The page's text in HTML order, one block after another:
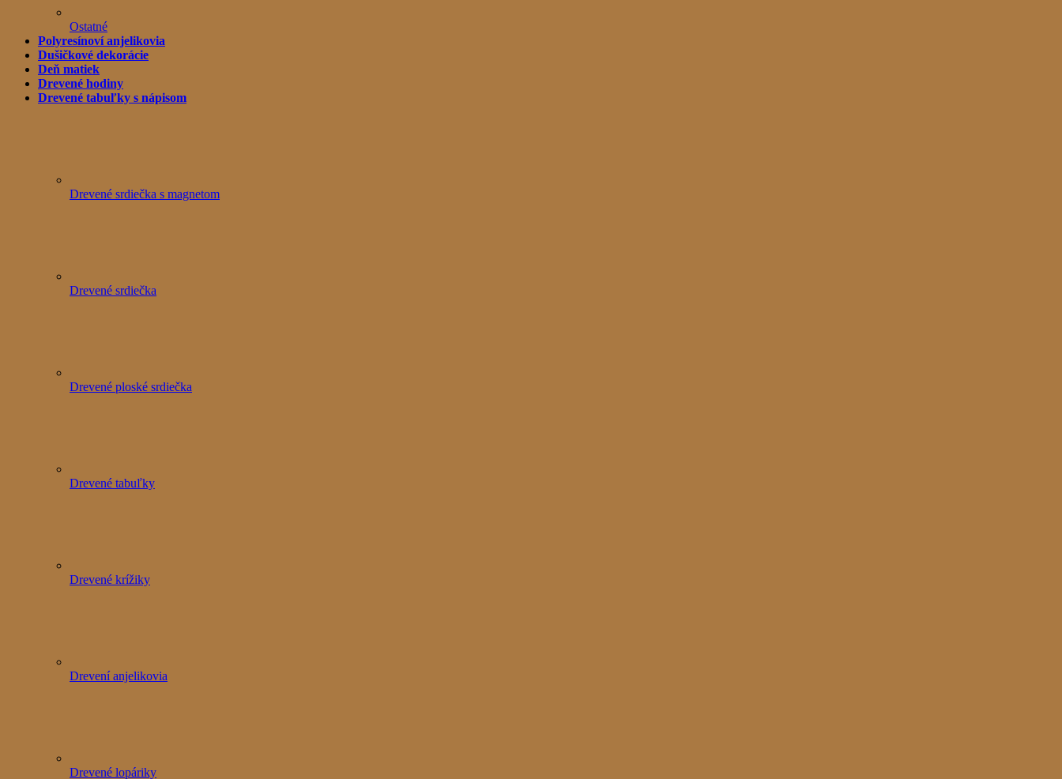
Ostatné
Polyresínoví anjelikovia
Dušičkové dekorácie
Deň matiek
Drevené hodiny
Drevené tabuľky s nápisom
Drevené srdiečka s magnetom
Drevené srdiečka
Drevené ploské srdiečka
Drevené tabuľky
Drevené krížiky
Drevení anjelikovia
Drevené lopáriky